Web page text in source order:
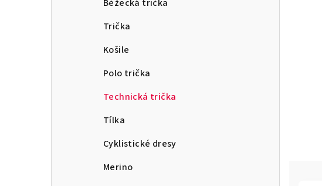
Běžecká trička
Trička
Košile
Polo trička
Technická trička
Tílka
Cyklistické dresy
Merino